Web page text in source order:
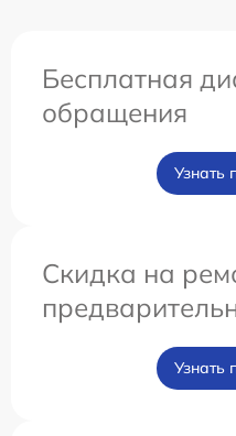
Бесплатная
обращения
Узнать
Скидка на
Узнать